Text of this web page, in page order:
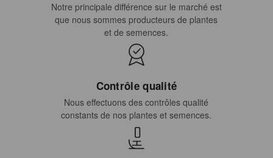
Notre principale différence sur le marché est
que nous sommes producteurs de plantes
et de semences.
Contrôle qualité
Nous effectuons des contrôles qualité
constants de nos plantes et semences.